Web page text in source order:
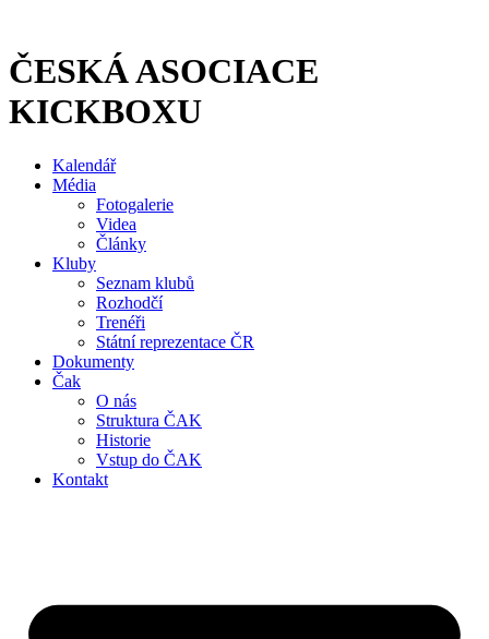
obsahu
ČESKÁ ASOCIACE
KICKBOXU
Kalendář
Média
Fotogalerie
Videa
Články
Kluby
Seznam klubů
Rozhodčí
Trenéři
Státní reprezentace ČR
Dokumenty
Čak
O nás
Struktura ČAK
Historie
Vstup do ČAK
Kontakt